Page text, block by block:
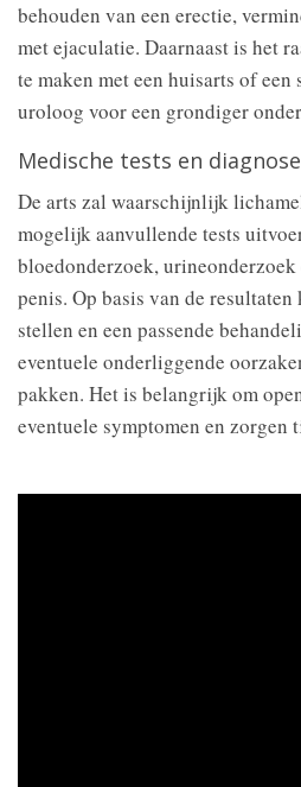
behouden van een erectie,
met ejaculatie. Daarnaast is het
te maken met een huisarts of een
uroloog voor een grondiger
Medische tests en diagnose
De arts zal waarschijnlijk
mogelijk aanvullende tests
bloedonderzoek, urineonderzoek
penis. Op basis van de resultaten
stellen en een passende
eventuele onderliggende
pakken. Het is belangrijk om
eventuele symptomen en zorgen